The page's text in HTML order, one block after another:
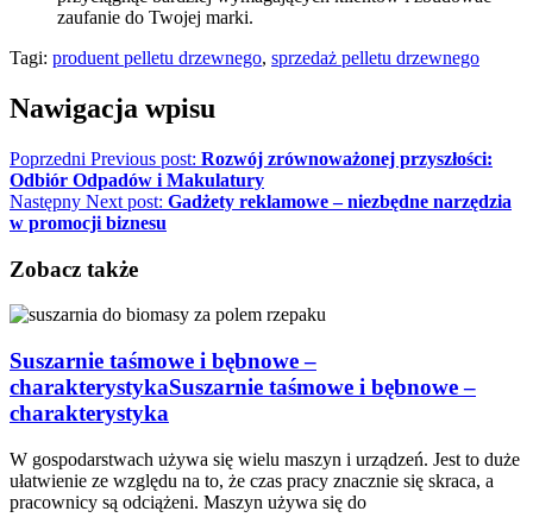
zaufanie do Twojej marki.
Tagi: produent pelletu drzewnego, sprzedaż pelletu drzewnego
Nawigacja wpisu
Poprzedni Previous post: Rozwój zrównoważonej przyszłości:
Odbiór Odpadów i Makulatury
Następny Next post: Gadżety reklamowe – niezbędne narzędzia
w promocji biznesu
Zobacz także
Suszarnie taśmowe i bębnowe –
charakterystykaSuszarnie taśmowe i bębnowe –
charakterystyka
W gospodarstwach używa się wielu maszyn i urządzeń. Jest to duże
ułatwienie ze względu na to, że czas pracy znacznie się skraca, a
pracownicy są odciążeni. Maszyn używa się do